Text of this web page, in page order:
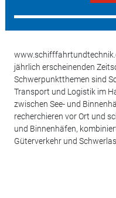
jährlich erscheinenden
Schwerpunktthemen sind
Transport und Logistik im
zwischen See- und
recherchieren vor Ort und
und Binnenhäfen,
Güterverkehr und